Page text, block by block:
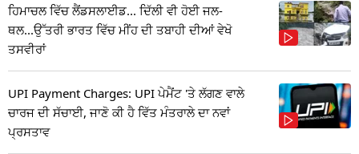
ਹਿਮਾਚਲ ਵਿੱਚ ਲੈਂਡਸਲਾਈਡ... ਦਿੱਲੀ ਵੀ ਹੋਈ ਜਲ-
ਥਲ...ਉੱਤਰੀ ਭਾਰਤ ਵਿੱਚ ਮੀਂਹ ਦੀ ਤਬਾਹੀ ਦੀਆਂ ਵੇਖੋ
ਤਸਵੀਰਾਂ
UPI Payment Charges: UPI ਪੇਮੈਂਟ 'ਤੇ ਲੱਗਣ ਵਾਲੇ
ਚਾਰਜ ਦੀ ਸੱਚਾਈ, ਜਾਣੋ ਕੀ ਹੈ ਵਿੱਤ ਮੰਤਰਾਲੇ ਦਾ ਨਵਾਂ
ਪ੍ਰਸਤਾਵ